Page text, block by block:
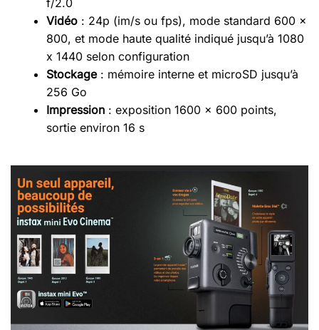
f/2.0
Vidéo : 24p (im/s ou fps), mode standard 600 x
800, et mode haute qualité indiqué jusqu’à 1080
x 1440 selon configuration
Stockage: mémoire interne et microSD jusqu’à
256 Go
Impression : exposition 1600 x 600 points,
sortie environ 16 s